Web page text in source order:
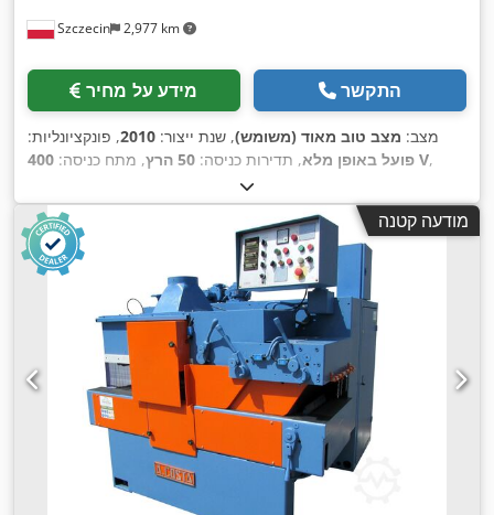
Szczecin 2,977 km
מידע על מחיר התקשר
מצב: מצב טוב מאוד (משומש), שנת ייצור: 2010, פונקציונליות:
פועל באופן מלא, תדירות כניסה: 50 הרץ , מתח כניסה: 400 V,
מודעה קטנה